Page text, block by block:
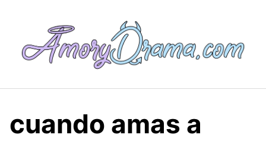
cuando amas a